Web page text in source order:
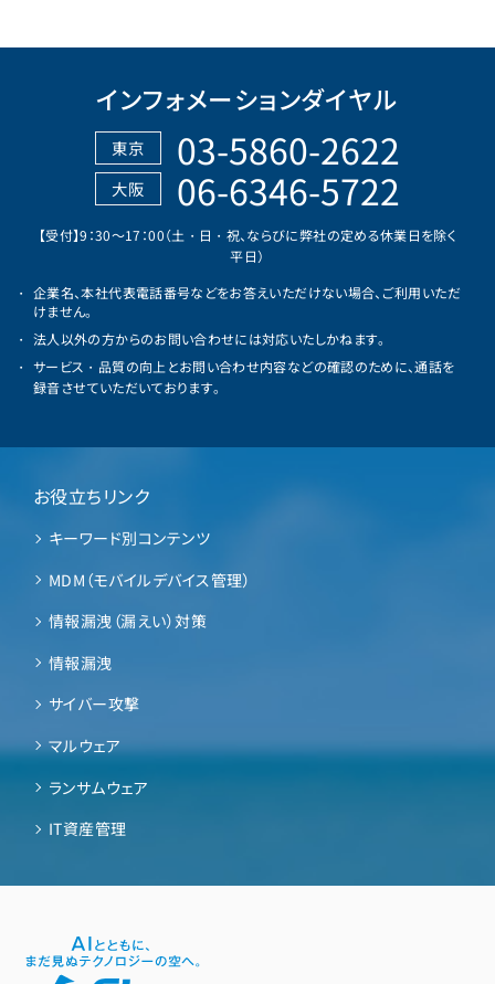
インフォメーションダイヤル
東京 03-5860-2622
大阪 06-6346-5722
【受付】9：30～17：00（土・日・祝、ならびに弊社の定める休業日を除く
平日）
企業名、本社代表電話番号などをお答えいただけない場合、ご利用いただ
けません。
法人以外の方からのお問い合わせには対応いたしかねます。
サービス・品質の向上とお問い合わせ内容などの確認のために、通話を
録音させていただいております。
お役立ちリンク
キーワード別コンテンツ
MDM（モバイルデバイス管理）
情報漏洩（漏えい）対策
情報漏洩
サイバー攻撃
マルウェア
ランサムウェア
IT資産管理